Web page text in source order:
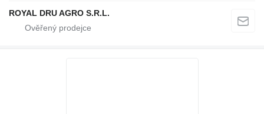
ROYAL DRU AGRO S.R.L.